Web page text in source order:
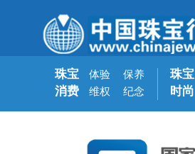
珠宝
消费
体验
维权
保养
纪念
珠宝
时尚